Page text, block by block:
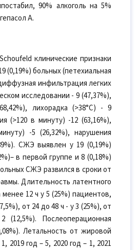
90% алкоголь на 5%
А.
клинические признаки
(0,19%) больных (петехиальная
инфильтрация легких
исследовании - 9 (47,37%),
лихорадка (>38°С) - 9
(>120 в минуту) -12 (63,16%),
-5 (26,32%), нарушения
СЖЭ выявлен у 19 (0,19%)
в первой группе и 8 (0,18%)
СЖЭ развился в сроки от
Длительность латентного
12 ч у 5 (25%) пациентов,
от 24 до 48 ч - у 3 (25%), от
Послеоперационная
Летальность от жировой
2019 год – 5, 2020 год – 1, 2021